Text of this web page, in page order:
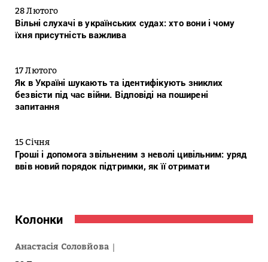
28 Лютого
Вільні слухачі в українських судах: хто вони і чому
їхня присутність важлива
17 Лютого
Як в Україні шукають та ідентифікують зниклих
безвісти під час війни. Відповіді на поширені
запитання
15 Січня
Гроші і допомога звільненим з неволі цивільним: уряд
ввів новий порядок підтримки, як її отримати
Колонки
Анастасія Соловйова